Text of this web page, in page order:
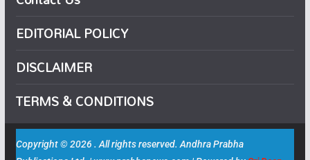
EDITORIAL POLICY
DISCLAIMER
TERMS & CONDITIONS
Copyright © 2026 . All rights reserved. Andhra Prabha